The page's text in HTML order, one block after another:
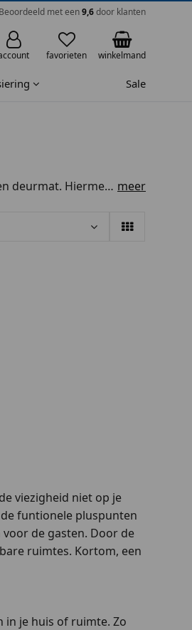
Beoordeeld met een9,6door klanten
favorieten winkelmand
Sale
deurmat. Hiermee
zelfs binnen
meer
viezigheid niet op je
funtionele pluspunten
de gasten. Door de
ruimtes. Kortom, een
je huis of ruimte. Zo